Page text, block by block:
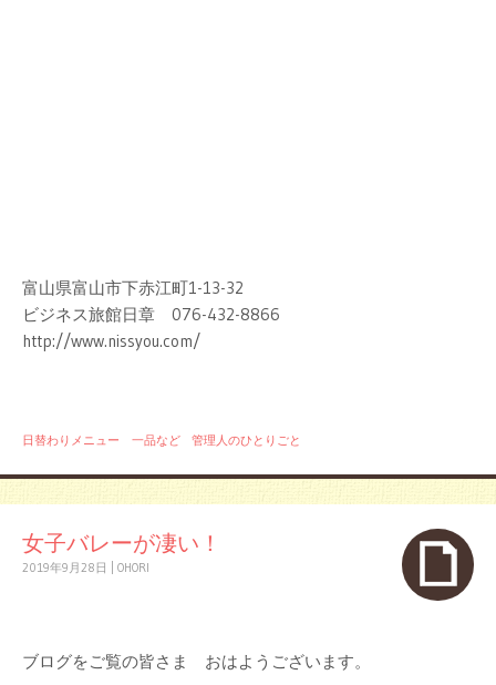
富山県富山市下赤江町1-13-32
ビジネス旅館日章 076-432-8866
http://www.nissyou.com/
日替わりメニュー 一品など 管理人のひとりごと
女子バレーが凄い！
2019年9月28日 OHORI
ブログをご覧の皆さま おはようございます。